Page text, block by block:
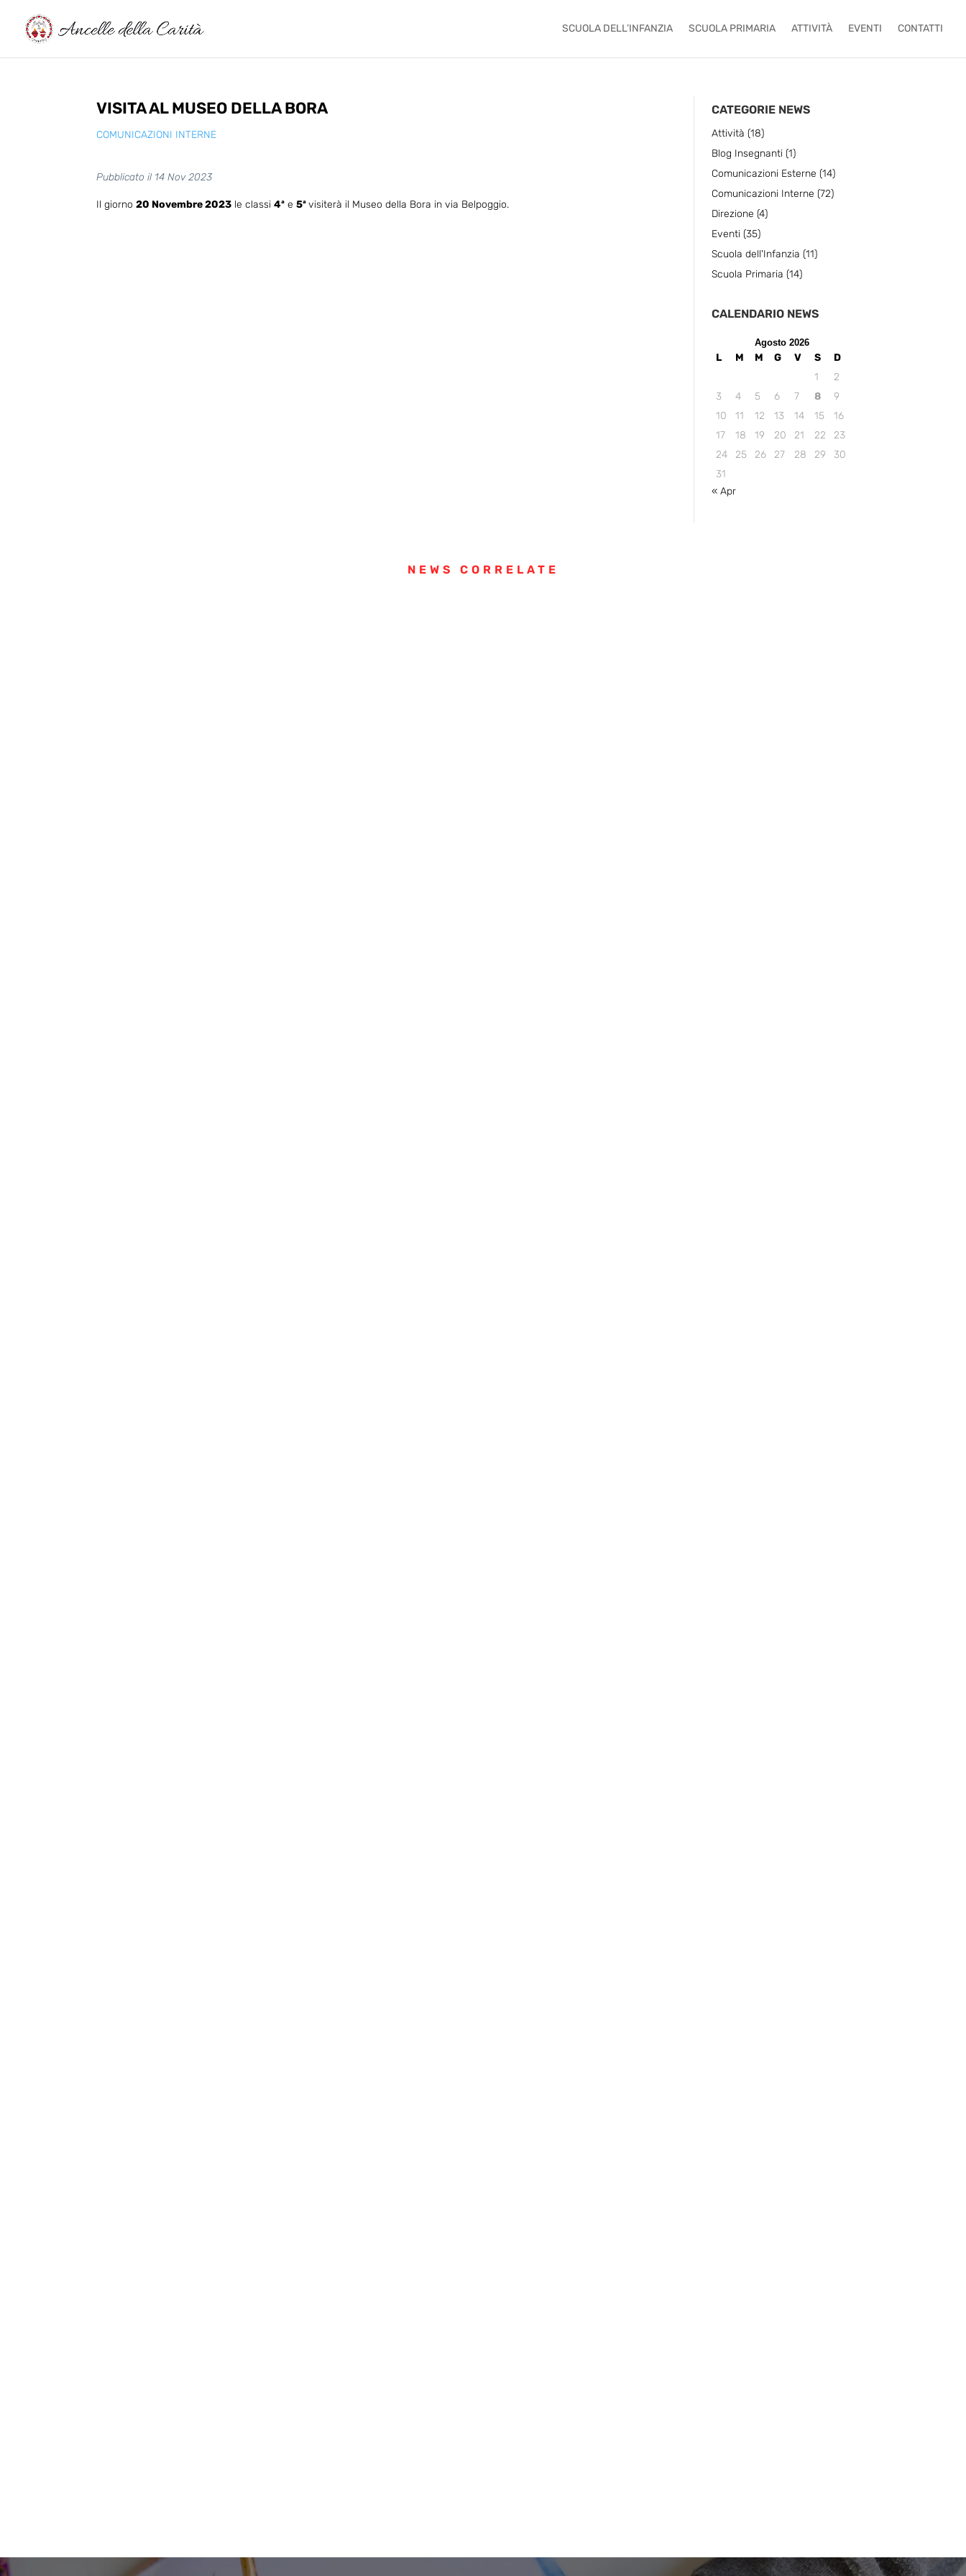
SCUOLA DELL’INFANZIA SCUOLA PRIMARIA ATTIVITÀ EVENTI CONTATTI
VISITA AL MUSEO DELLA BORA
COMUNICAZIONI INTERNE
Pubblicato il 14 Nov 2023
Il giorno20 Novembre 2023 le classi4ª e5ªvisiterà il Museo della Bora in via Belpoggio.
CATEGORIE NEWS
Attività (18)
Blog Insegnanti (1)
Comunicazioni Esterne (14)
Comunicazioni Interne (72)
Direzione (4)
Eventi (35)
Scuola dell'Infanzia (11)
Scuola Primaria (14)
CALENDARIO NEWS
Agosto 2026
L M M G V S
D
1
2
3
4 5 6 7 8
9
10
11 12 13 14 15
16
17
18 19 20 21 22
23
24
25 26 27 28 29
30
31
« Apr
NEWS CORRELATE